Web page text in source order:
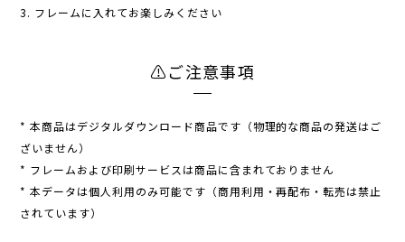
3. フレームに入れてお楽しみください
⚠︎ご注意事項
* 本商品はデジタルダウンロード商品です（物理的な商品の発送はご
ざいません）
* フレームおよび印刷サービスは商品に含まれておりません
* 本データは個人利用のみ可能です（商用利用・再配布・転売は禁止
されています）